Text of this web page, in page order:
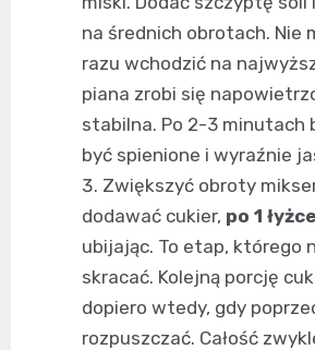
na średnich obrotach. Nie
razu wchodzić na
piana zrobi się
stabilna. Po 2-3 minutach
być spienione i wyraźnie
Zwiększyć obroty
dodawać cukier, po 1 łyżce
ubijając. To etap, którego
skracać. Kolejną porcję
dopiero wtedy, gdy
rozpuszczać. Całość